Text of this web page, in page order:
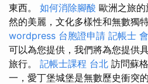
東西。 如何消除腳酸 歐洲之旅
然的美麗，文化多樣性和無數獨
wordpress 台胞證申請 記帳士
可以為您提供，我們將為您提供
旅行。 記帳士課程 台北 訪問蘇
一，愛丁堡城堡是無數歷史衝突